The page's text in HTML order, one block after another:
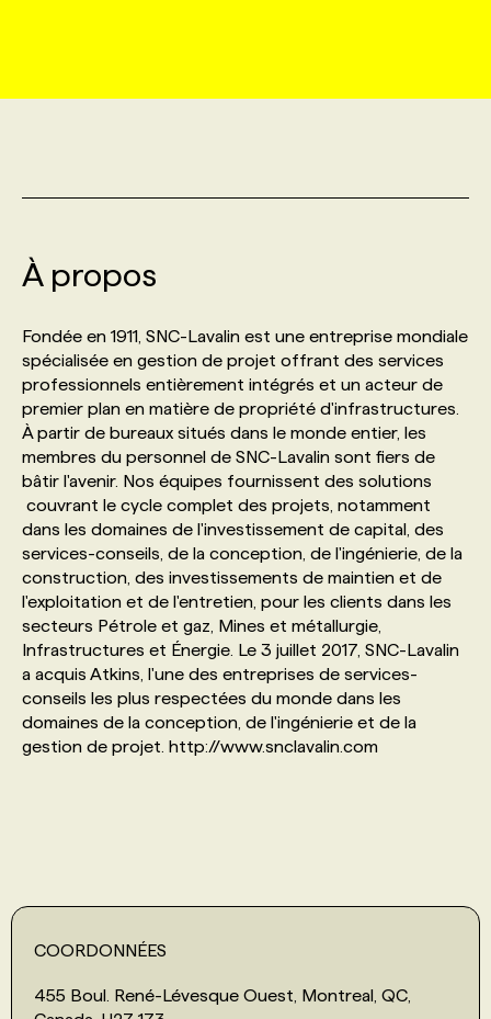
INITIATIVES NUMÉRIQUES
PRIX ET DISTINCTIONS
TENDANCES
MARKETING DURABLE
ÉVÉNEMENTIEL
NOS AUTEUR‧RICES
ANNONCEZ AVEC NOUS
PROFIL ENTREPRISE
FAQ
ANNONCEZ AVEC NOUS
PROFIL CANDIDAT
ANNONCEZ AVEC NOUS
NOS PARCOURS DE FORMATIONS
FORMATIONS PERSONNALISÉES
NOS FORMATEUR‧RICES
POURQUOI CHOISIR NOS FORMATIONS
NOS TARIFS
PROGRAMMES DE SUBVENTIONS
FAQ
ANNONCEZ AVEC NOUS
SERVICE DE CHASSE DE TÊTE
NOS TARIFS
NOS EXPERTISES
FAQ
ANNONCEZ AVEC NOUS
À propos
Fondée en 1911, SNC-Lavalin est une entreprise mondiale
spécialisée en gestion de projet offrant des services
professionnels entièrement intégrés et un acteur de
premier plan en matière de propriété d'infrastructures.
À partir de bureaux situés dans le monde entier, les
membres du personnel de SNC-Lavalin sont fiers de
bâtir l'avenir. Nos équipes fournissent des solutions
couvrant le cycle complet des projets, notamment
dans les domaines de l'investissement de capital, des
services-conseils, de la conception, de l'ingénierie, de la
construction, des investissements de maintien et de
l'exploitation et de l'entretien, pour les clients dans les
secteurs Pétrole et gaz, Mines et métallurgie,
Infrastructures et Énergie. Le 3 juillet 2017, SNC-Lavalin
a acquis Atkins, l'une des entreprises de services-
conseils les plus respectées du monde dans les
domaines de la conception, de l'ingénierie et de la
gestion de projet. http://www.snclavalin.com
COORDONNÉES
455 Boul. René-Lévesque Ouest, Montreal, QC,